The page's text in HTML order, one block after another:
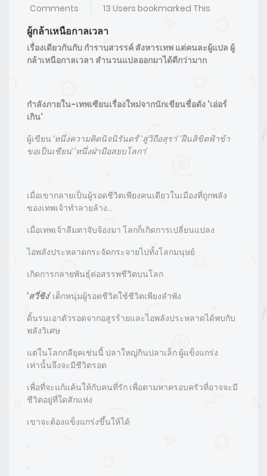
Comments 13 Users bookmarked This
ผู้กล้าเหนือกาลเวลา
เรื่องเดียวกันกับ กำราบสวรรค์ สังหารเทพ แต่คนละผู้แปล ผู้
กล้าเหนือกาลเวลา สำนวนแปลออกมาได้ดีกว่ามาก
กำลังภายใน-เทพเซียนเรื่องใหม่จากนักเขียนชื่อดัง ‘เอ่อร์
เกิน‘
ผู้เขียน ‘หนึ่งความคิดนิจนิรันดร์‘ ‘สู่วิถีอสุรา‘ ‘ฝืนลิขิตฟ้าข้า
ขอเป็นเซียน‘ ‘หนึ่งฝ่ามือสยบโลกา‘
เมื่อเขากลายเป็นผู้รอดชีวิตเพียงคนเดียวในเมืองที่ถูกพลัง
ของเทพเจ้าทำลายล้าง…
เมื่อเทพเจ้าลืมตาจับจ้องมา โลกก็เกิดการเปลี่ยนแปลง
ไอพลังประหลาดกระจัดกระจายไปทั้งโลกมนุษย์
เกิดการกลายพันธุ์ต่อสรรพชีวิตบนโลก
‘สวี่ชิง’ เด็กหนุ่มผู้รอดชีวิตใช้ชีวิตเพียงลำพัง
ดิ้นรนเอาตัวรอดจากอสูรร้ายและไอพลังประหลาดได้พบกับ
พลังวิเศษ
แต่ในโลกกลียุคเช่นนี้ ปลาใหญ่กินปลาเล็ก ผู้แข็งแกร่ง
เท่านั้นจึงจะมีชีวิตรอด
เพื่อที่จะแก้แค้นให้กับคนที่รัก เพื่อตามหาครอบครัวที่อาจจะมี
ชีวิตอยู่ที่ใดสักแห่ง
เขาจะต้องแข็งแกร่งขึ้นให้ได้
.
.